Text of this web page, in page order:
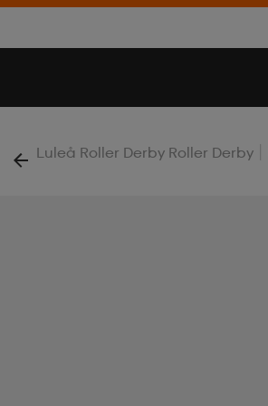
Luleå Roller Derby Roller Derby |